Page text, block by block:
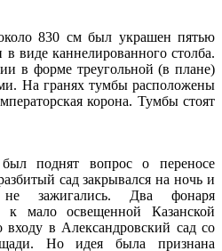
830 см был украшен пятью
виде каннелированного столба.
в форме треугольной (в плане)
На гранях тумбы расположены
корона. Тумбы стоят
поднят вопрос о переносе
сад закрывался на ночь и
зажигались. Два фонаря
к мало освещенной Казанской
в Александровский сад со
Но идея была признана